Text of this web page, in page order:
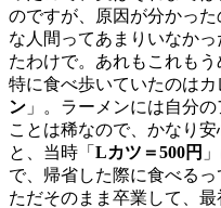
のですが、原因が分かった
な人間ってあまりいなかっ
たわけで。あれもこれもう
特に食べ歩いていたのはカ
ン 」。ラーメンには自分
ことは稀なので、かなり
と、当時「 Lカツ＝500円
で、帰省した際に食べるっ
ただそのまま卒業して、